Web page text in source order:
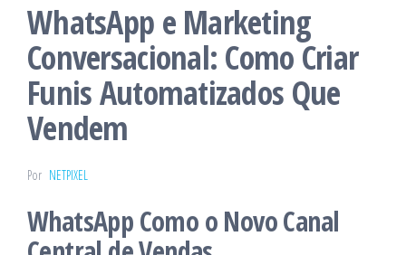
WhatsApp e Marketing
Conversacional: Como Criar
Funis Automatizados Que
Vendem
Por NETPIXEL
WhatsApp Como o Novo Canal